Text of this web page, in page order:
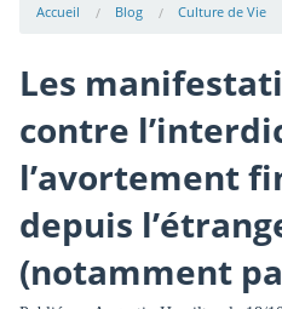
Accueil Blog Culture de Vie
Les
contre
l’avortement
depuis
(notamment